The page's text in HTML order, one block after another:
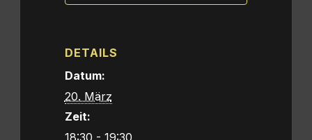
DETAILS
Datum:
20. März
Zeit:
18:30 - 19:30